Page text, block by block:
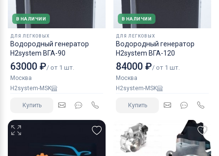
В НАЛИЧИИ
ДЛЯ ЛЕГКОВЫХ
Водородный генератор
H2system ВГА-90
63000 ₽/ от 1 шт.
Москва
H2system-MSK
Купить
В НАЛИЧИИ
ДЛЯ ЛЕГКОВЫХ
Водородный генератор
H2system ВГА-120
84000 ₽/ от 1 шт.
Москва
H2system-MSK
Купить